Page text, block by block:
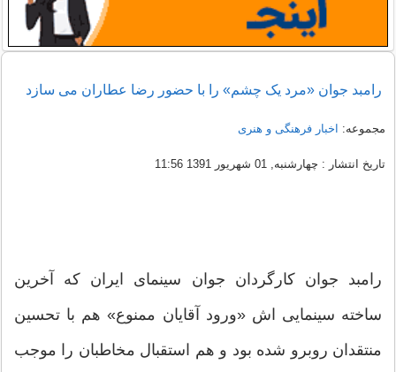
رامبد جوان «مرد یک چشم» را با حضور رضا عطاران می سازد
مجموعه: اخبار فرهنگی و هنری
تاریخ انتشار : چهارشنبه, 01 شهریور 1391 11:56
رامبد جوان کارگردان جوان سینمای ایران که آخرین
ساخته سینمایی اش «ورود آقایان ممنوع» هم با تحسین
منتقدان روبرو شده بود و هم استقبال مخاطبان را موجب